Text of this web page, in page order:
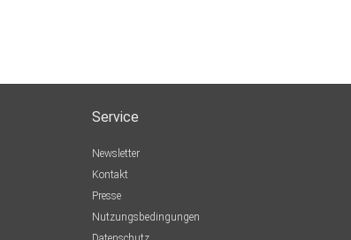
Service
Newsletter
Kontakt
Presse
Nutzungsbedingungen